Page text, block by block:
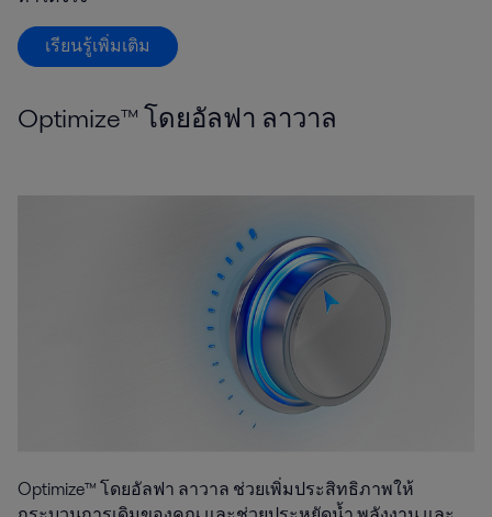
เรียนรู้เพิ่มเติม
Optimize™ โดยอัลฟา ลาวาล
Optimize™ โดยอัลฟา ลาวาล ช่วยเพิ่มประสิทธิภาพให้